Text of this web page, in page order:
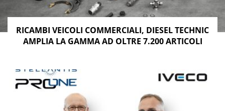
RICAMBI VEICOLI COMMERCIALI, DIESEL TECHNIC
AMPLIA LA GAMMA AD OLTRE 7.200 ARTICOLI